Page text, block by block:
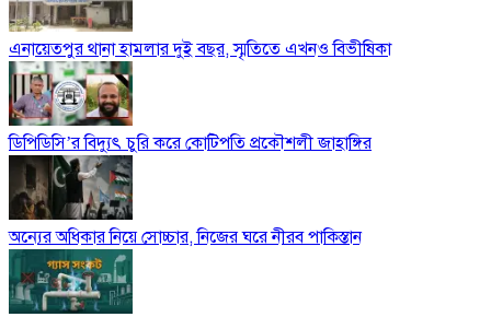
এনায়েতপুর থানা হামলার দুই বছর, স্মৃতিতে এখনও বিভীষিকা
ডিপিডিসি’র বিদ্যুৎ চুরি করে কোটিপতি প্রকৌশলী জাহাঙ্গির
অন্যের অধিকার নিয়ে সোচ্চার, নিজের ঘরে নীরব পাকিস্তান